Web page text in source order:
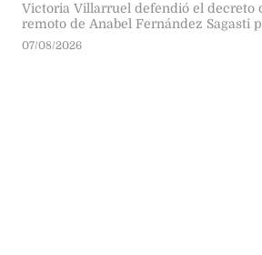
Victoria Villarruel defendió el decreto
remoto de Anabel Fernández Sagasti
médicas, aclarando que la definición
07/08/2026